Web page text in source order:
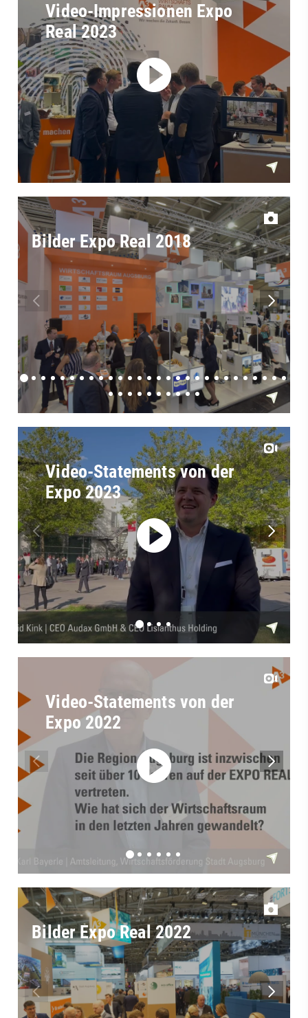
Video-Impressionen Expo
Real 2023
Bilder Expo Real 2018
Video-Statements von der
Expo 2023
Video-Statements von der
Expo 2022
Bilder Expo Real 2022